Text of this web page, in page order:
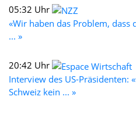
05:32 Uhr
«Wir haben das Problem, dass
... »
20:42 Uhr
Interview des US-Präsidenten:
Schweiz kein ... »